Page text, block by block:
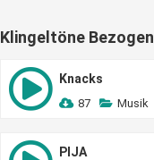
Klingeltöne Bezogen
Knacks
87 Musik
PIJA